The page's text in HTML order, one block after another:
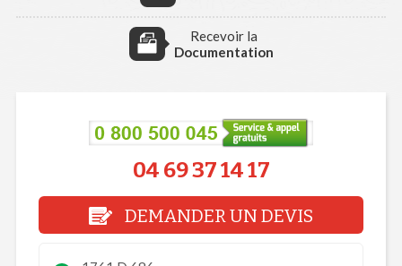
Recevoir la
Documentation
04 69 37 14 17
DEMANDER UN DEVIS